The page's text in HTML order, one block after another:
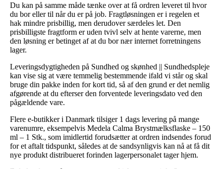
Du kan på samme måde tænke over at få ordren leveret til hvor
du bor eller til når du er på job. Fragtløsningen er i regelen et
hak mindre prisbillig, men derudover særdeles let. Den
prisbilligste fragtform er uden tvivl selv at hente varerne, men
den løsning er betinget af at du bor nær internet forretningens
lager.
Leveringsdygtigheden på Sundhed og skønhed || Sundhedspleje
kan vise sig at være temmelig bestemmende ifald vi står og skal
bruge din pakke inden for kort tid, så af den grund er det nemlig
afgørende at du efterser den forventede leveringsdato ved den
pågældende vare.
Flere e-butikker i Danmark tilsiger 1 dags levering på mange
varenumre, eksempelvis Medela Calma Brystmælksflaske – 150
ml – 1 Stk., som imidlertid forudsætter at ordren indsendes forud
for et aftalt tidspunkt, således at de sandsynligvis kan nå at få dit
nye produkt distribueret forinden lagerpersonalet tager hjem.